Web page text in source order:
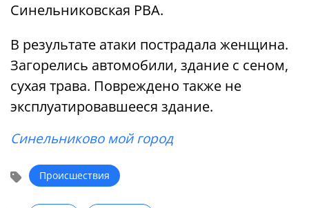
Синельниковская РВА.
В результате атаки пострадала женщина.
Загорелись автомобили, здание с сеном,
сухая трава. Повреждено также не
эксплуатировавшееся здание.
Синельниково мой город
Происшествия